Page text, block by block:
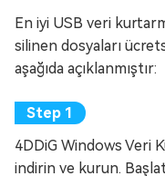
En iyi USB veri
silinen dosyaları
aşağıda açıklanmıştır:
4DDiG Windows Veri
indirin ve kurun.